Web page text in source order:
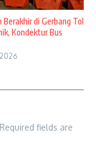
Berakhir di Gerbang Tol
Kondektur Bus
Required fields are